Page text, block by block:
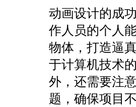
动画设计的成
作人员的个人
物体，打造逼
于计算机技术
外，还需要注
题，确保项目